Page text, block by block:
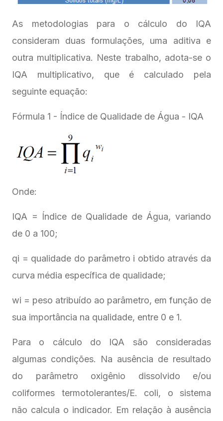
As metodologias para o cálculo do IQA
consideram duas formulações, uma aditiva e
outra multiplicativa. Neste trabalho, adota-se o
IQA multiplicativo, que é calculado pela
seguinte equação:
Fórmula 1 - Índice de Qualidade de Água - IQA
Onde:
IQA = Índice de Qualidade de Água, variando
de 0 a 100;
qi = qualidade do parâmetro i obtido através da
curva média específica de qualidade;
wi = peso atribuído ao parâmetro, em função de
sua importância na qualidade, entre 0 e 1.
Para o cálculo do IQA são consideradas
algumas condições. Na ausência de resultado
do parâmetro oxigênio dissolvido e/ou
coliformes termotolerantes/E. coli, o sistema
não calcula o indicador. Em relação à ausência